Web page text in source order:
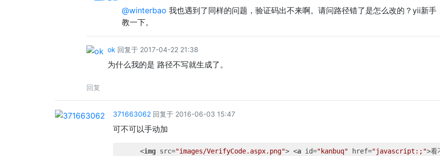
@winterbao 我也遇到了同样的问题，验证码出不来啊。请问路径错了是怎么改的？yii新手
教一下。
ok 回复于 2017-04-22 21:38
为什么我的是 路径不写就生成了。
回复
371663062 回复于 2016-06-03 15:47
可不可以手动加
<img src="images/VerifyCode.aspx.png"> <a id="kanbuq" href="javascript:;">看